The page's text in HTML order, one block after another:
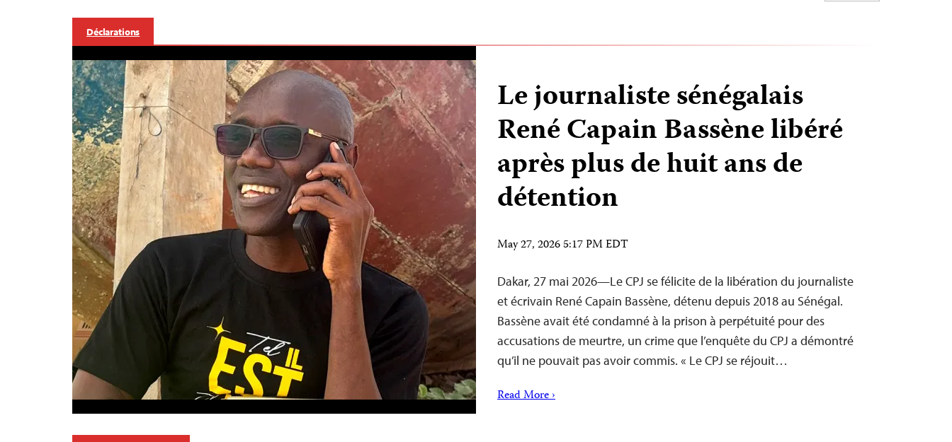
Déclarations
Le journaliste sénégalais
René Capain Bassène libéré
après plus de huit ans de
détention
May 27, 2026 5:17 PM EDT
Dakar, 27 mai 2026—Le CPJ se félicite de la libération du journaliste
et écrivain René Capain Bassène, détenu depuis 2018 au Sénégal.
Bassène avait été condamné à la prison à perpétuité pour des
accusations de meurtre, un crime que l’enquête du CPJ a démontré
qu’il ne pouvait pas avoir commis. « Le CPJ se réjouit…
Read More ›